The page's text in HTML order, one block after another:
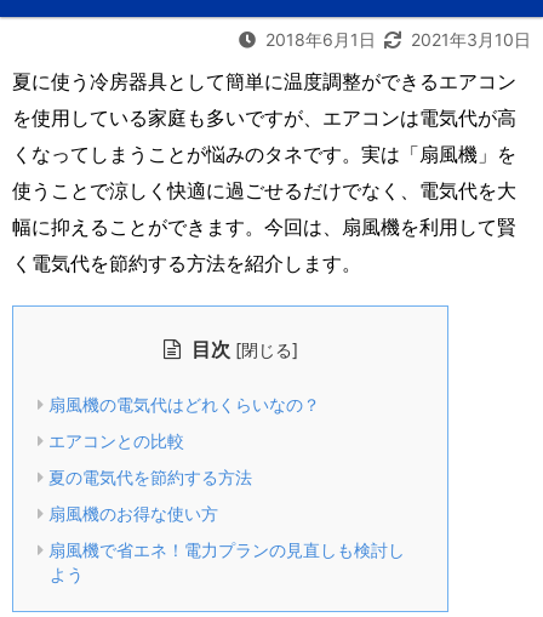
2018年6月1日 2021年3月10日
夏に使う冷房器具として簡単に温度調整ができるエアコン
を使用している家庭も多いですが、エアコンは電気代が高
くなってしまうことが悩みのタネです。実は「扇風機」を
使うことで涼しく快適に過ごせるだけでなく、電気代を大
幅に抑えることができます。今回は、扇風機を利用して賢
く電気代を節約する方法を紹介します。
目次 [閉じる]
扇風機の電気代はどれくらいなの？
エアコンとの比較
夏の電気代を節約する方法
扇風機のお得な使い方
扇風機で省エネ！電力プランの見直しも検討し
よう